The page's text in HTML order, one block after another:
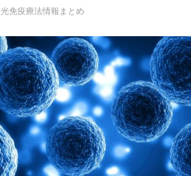
光免疫療法情報まとめ